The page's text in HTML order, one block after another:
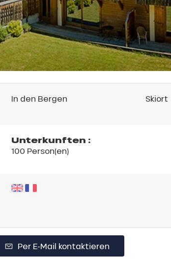
In den Bergen Skiort
Unterkunften :
100 Person(en)
Per E-Mail kontaktieren